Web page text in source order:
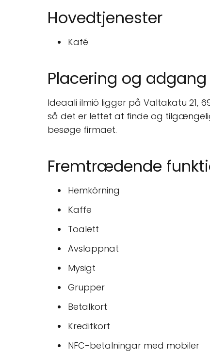
Hovedtjenester
Kafé
Placering og adgang
Ideaali ilmiö ligger på Valtakatu 21,
så det er lettet at finde og
besøge firmaet.
Fremtrædende
Hemkörning
Kaffe
Toalett
Avslappnat
Mysigt
Grupper
Betalkort
Kreditkort
NFC-betalningar med mobiler